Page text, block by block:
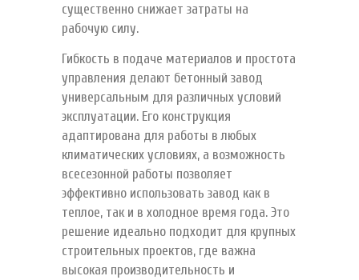
существенно снижает затраты на
рабочую силу.
Гибкость в подаче материалов и простота
управления делают бетонный завод
универсальным для различных условий
эксплуатации. Его конструкция
адаптирована для работы в любых
климатических условиях, а возможность
всесезонной работы позволяет
эффективно использовать завод как в
теплое, так и в холодное время года. Это
решение идеально подходит для крупных
строительных проектов, где важна
высокая производительность и